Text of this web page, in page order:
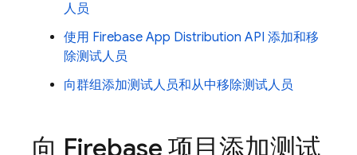
人员
使用 Firebase App Distribution API 添加和移
除测试人员
向群组添加测试人员和从中移除测试人员
向 Firebase 项目添加测试